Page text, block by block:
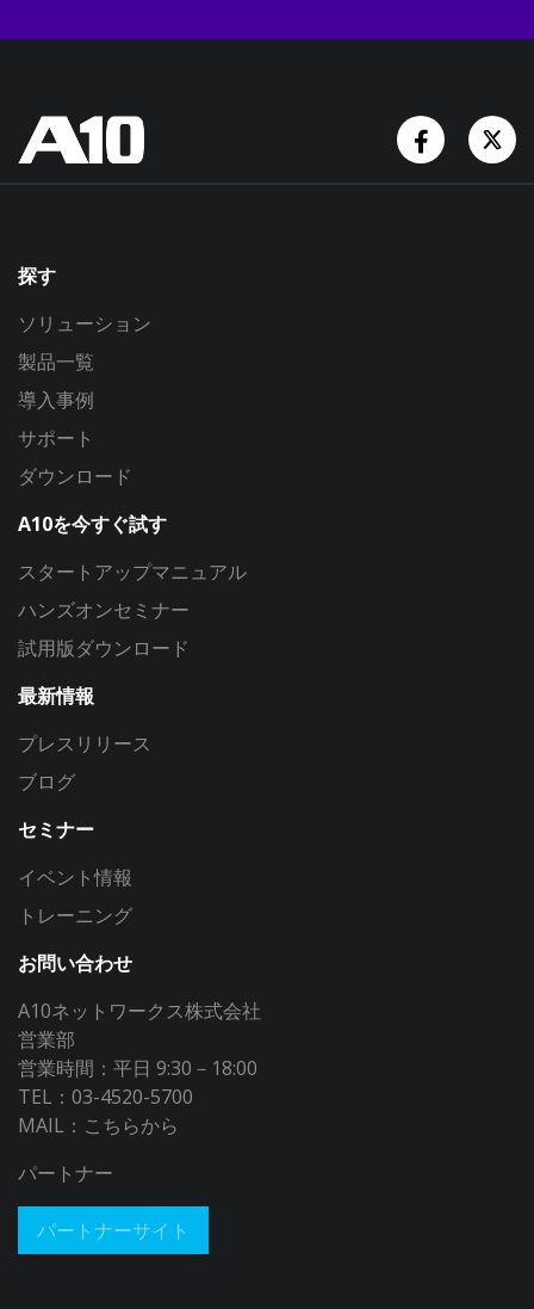
探す
ソリューション
製品一覧
導入事例
サポート
ダウンロード
A10を今すぐ試す
スタートアップマニュアル
ハンズオンセミナー
試用版ダウンロード
最新情報
プレスリリース
ブログ
セミナー
イベント情報
トレーニング
お問い合わせ
A10ネットワークス株式会社
営業部
営業時間：平日 9:30－18:00
TEL：03-4520-5700
MAIL： こちらから
パートナー
パートナーサイト